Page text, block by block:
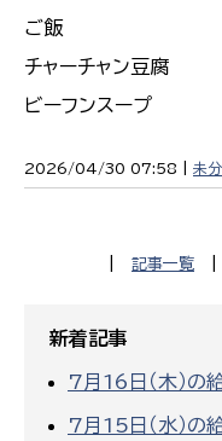
ご飯
チャーチャン豆腐
ビーフンスープ
2026/04/30 07:58 | 未
記事一覧
新着記事
7月16日（木）の
7月15日（水）の